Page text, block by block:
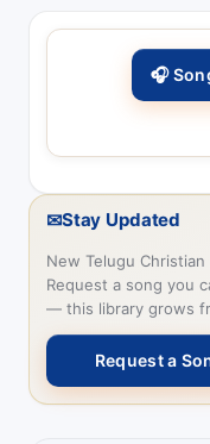
🎧
✉Stay Updated
New Telugu
Request a song you
— this library grows
Request a